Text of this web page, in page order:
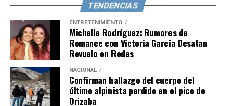
TENDENCIAS
ENTRETENIMIENTO
Michelle Rodríguez: Rumores de
Romance con Victoria García Desatan
Revuelo en Redes
NACIONAL
Confirman hallazgo del cuerpo del
último alpinista perdido en el pico de
Orizaba